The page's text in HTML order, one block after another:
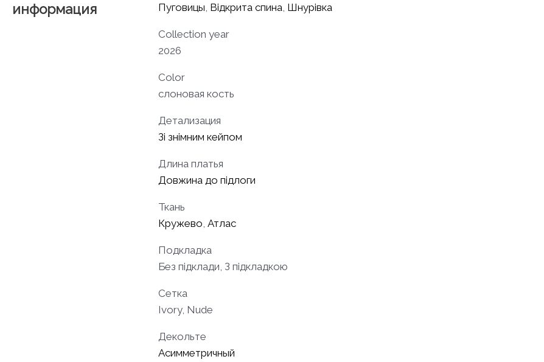
информация
Пуговицы Відкрита спина Шнурівка
Collection year
2026
Color
слоновая кость
Детализация
Зі знімним кейпом
Длина платья
Довжина до підлоги
Ткань
Кружево Атлас
Подкладка
Без підклади, З підкладкою
Сетка
Ivory, Nude
Декольте
Асимметричный